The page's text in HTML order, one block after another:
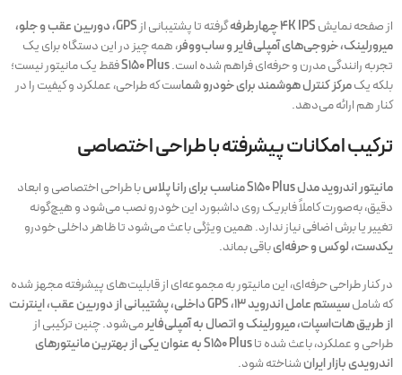
از صفحه نمایش۴K IPS چهارطرفه گرفته تا پشتیبانی از
GPS، دوربین عقب و جلو،
میرورلینک، خروجی‌های آمپلی‌فایر و ساب‌ووفر، همه چیز در این دستگاه برای یک
تجربه رانندگی مدرن و حرفه‌ای فراهم شده است.S150 Plusفقط یک مانیتور نیست؛
بلکه یکمرکز کنترل هوشمند برای خودرو شماست که طراحی، عملکرد و کیفیت را در
کنار هم ارائه می‌دهد.
ترکیب امکانات پیشرفته با طراحی اختصاصی
مانیتور اندروید مدل S150 Plus مناسب برای رانا پلاس
با طراحی اختصاصی و ابعاد
دقیق، به‌صورت کاملاً فابریک روی داشبورد این خودرو نصب می‌شود و هیچ‌گونه
تغییر یا برش اضافی نیاز ندارد. همین ویژگی باعث می‌شود تا ظاهر داخلی خودرو
یکدست، لوکس و حرفه‌ایباقی بماند.
در کنار طراحی حرفه‌ای، این مانیتور به مجموعه‌ای از قابلیت‌های پیشرفته مجهز شده
که شامل
سیستم عامل اندروید ۱۳، GPS داخلی، پشتیبانی از دوربین عقب، اینترنت
از طریق هات‌اسپات، میرورلینک و اتصال به آمپلی‌فایرمی‌شود. چنین ترکیبی از
طراحی و عملکرد، باعث شده تا
S150 Plus به عنوان یکی از بهترین مانیتورهای
اندرویدی بازار ایرانشناخته شود.